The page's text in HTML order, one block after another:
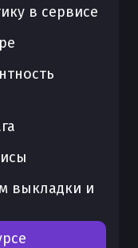
в сервисе
выкладки и